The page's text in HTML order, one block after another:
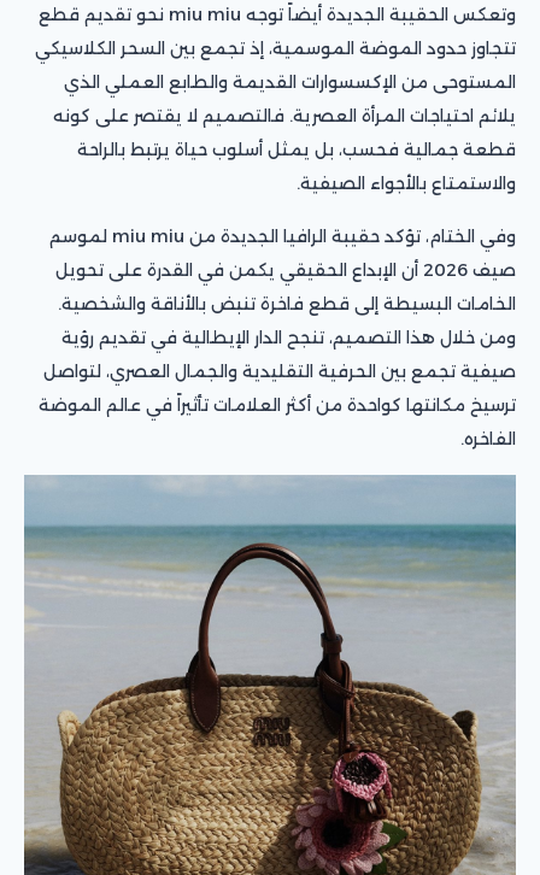
وتعكس الحقيبة الجديدة أيضاً توجه miu miu نحو تقديم قطع
تتجاوز حدود الموضة الموسمية، إذ تجمع بين السحر الكلاسيكي
المستوحى من الإكسسوارات القديمة والطابع العملي الذي
يلائم احتياجات المرأة العصرية. فالتصميم لا يقتصر على كونه
قطعة جمالية فحسب، بل يمثل أسلوب حياة يرتبط بالراحة
والاستمتاع بالأجواء الصيفية.
وفي الختام، تؤكد حقيبة الرافيا الجديدة من miu miu لموسم
صيف 2026 أن الإبداع الحقيقي يكمن في القدرة على تحويل
الخامات البسيطة إلى قطع فاخرة تنبض بالأناقة والشخصية.
ومن خلال هذا التصميم، تنجح الدار الإيطالية في تقديم رؤية
صيفية تجمع بين الحرفية التقليدية والجمال العصري، لتواصل
ترسيخ مكانتها كواحدة من أكثر العلامات تأثيراً في عالم الموضة
الفاخره.